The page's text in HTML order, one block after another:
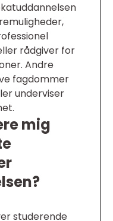
rådgiver for
Andre
fagdommer
underviser
mig
studerende